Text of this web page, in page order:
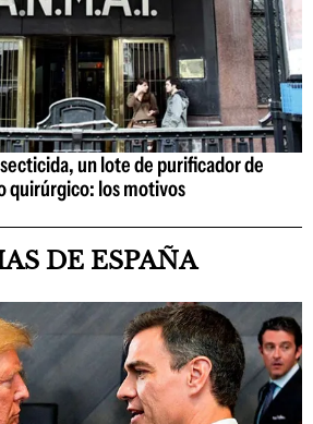
un lote de purificador de
quirúrgico: los motivos
DE ESPAÑA